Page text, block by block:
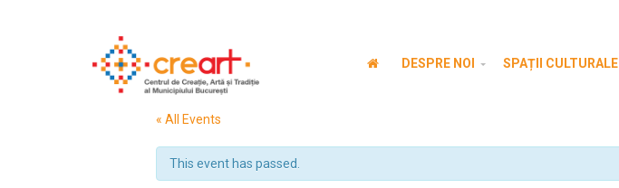
DESPRE NOI SPAȚII CULTURALE
« All Events
This event has passed.